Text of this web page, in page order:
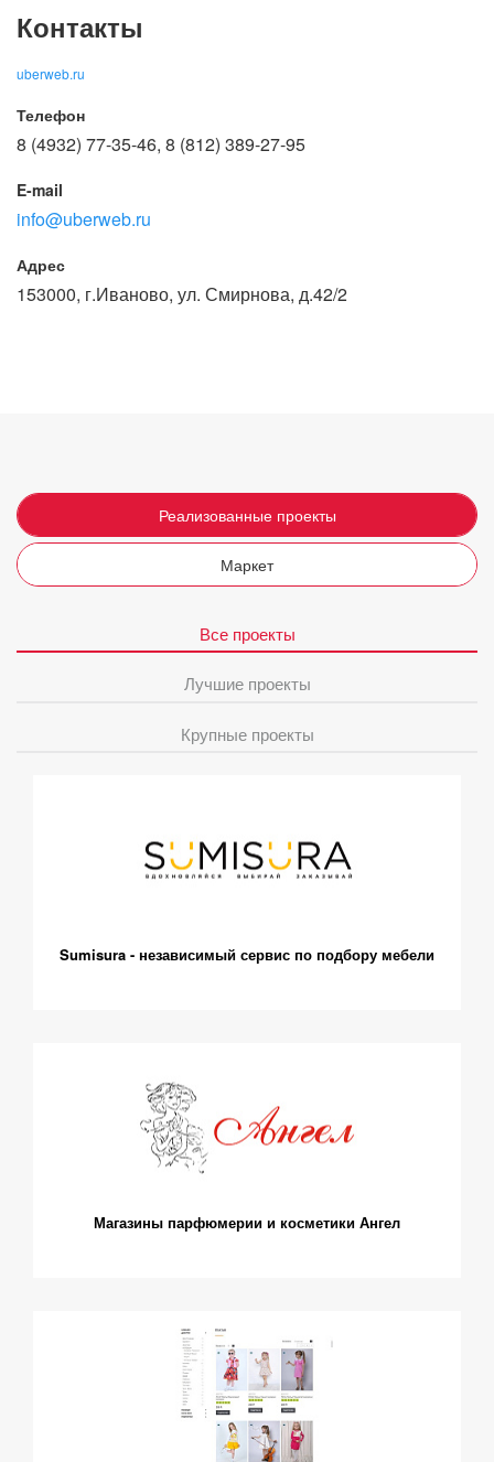
Контакты
uberweb.ru
Телефон
8 (4932) 77-35-46, 8 (812) 389-27-95
E-mail
info@uberweb.ru
Адрес
153000, г.Иваново, ул. Смирнова, д.42/2
Реализованные проекты
Маркет
Все проекты
Лучшие проекты
Крупные проекты
Sumisura - независимый сервис по подбору мебели
Магазины парфюмерии и косметики Ангел